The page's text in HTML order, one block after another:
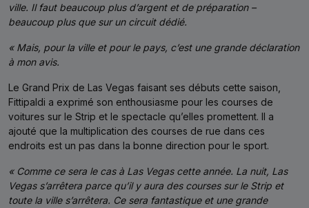
ville. Il faut beaucoup plus d’argent et de préparation –
beaucoup plus que sur un circuit dédié.
« Mais, pour la ville et pour le pays, c’est une grande déclaration
à mon avis.
Le Grand Prix de Las Vegas faisant ses débuts cette saison,
Fittipaldi a exprimé son enthousiasme pour les courses de
voitures sur le Strip et le spectacle qu’elles promettent. Il a
ajouté que la multiplication des courses de rue dans ces
endroits est un pas dans la bonne direction pour le sport.
« Comme ce sera le cas à Las Vegas cette année. La nuit, Las
Vegas s’arrêtera parce qu’il y aura des courses sur le Strip et
toute la ville s’arrêtera. Ce sera fantastique et une grande